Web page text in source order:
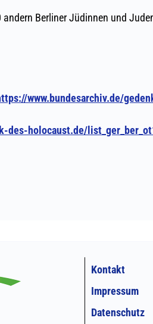
Kontakt
Impressum
Datenschutz